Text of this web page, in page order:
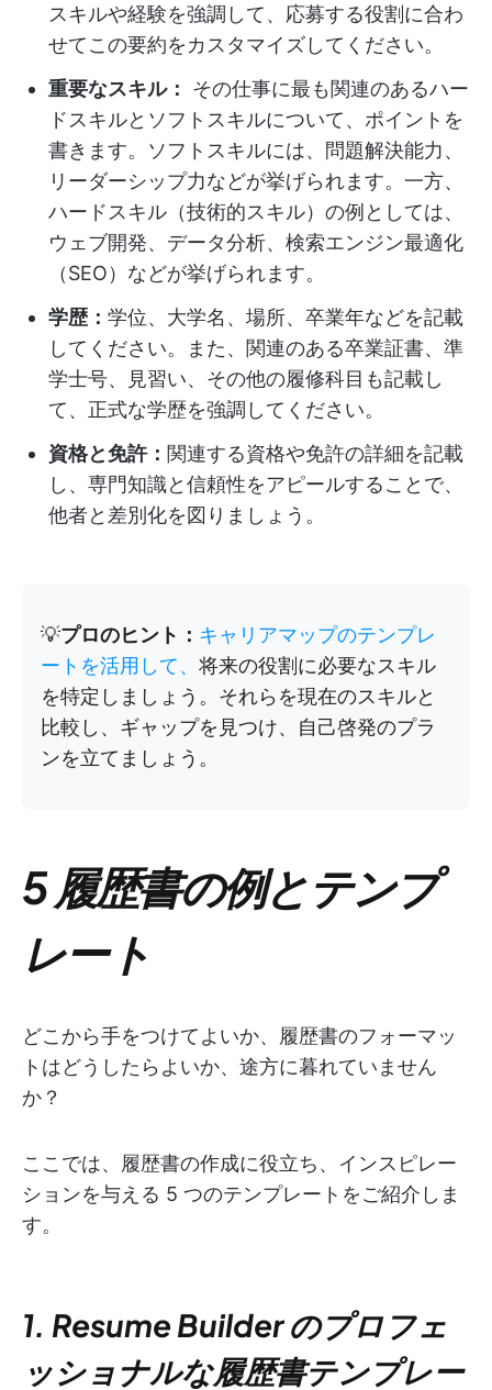
スキルや経験を強調して、応募する役割に合わ
せてこの要約をカスタマイズしてください。
重要なスキル：
その仕事に最も関連のあるハー
ドスキルとソフトスキルについて、ポイントを
書きます。ソフトスキルには、問題解決能力、
リーダーシップ力などが挙げられます。一方、
ハードスキル（技術的スキル）の例としては、
ウェブ開発、データ分析、検索エンジン最適化
（SEO）などが挙げられます。
学歴： 学位、大学名、場所、卒業年などを記載
してください。また、関連のある卒業証書、準
学士号、見習い、その他の履修科目も記載し
て、正式な学歴を強調してください。
資格と免許： 関連する資格や免許の詳細を記載
し、専門知識と信頼性をアピールすることで、
他者と差別化を図りましょう。
💡プロのヒント： キャリアマップのテンプレ
ートを活用して、 将来の役割に必要なスキル
を特定しましょう。それらを現在のスキルと
比較し、ギャップを見つけ、自己啓発のプラ
ンを立てましょう。
5 履歴書の例とテンプ
レート
どこから手をつけてよいか、履歴書のフォーマッ
トはどうしたらよいか、途方に暮れていません
か？
ここでは、履歴書の作成に役立ち、インスピレー
ションを与える 5 つのテンプレートをご紹介しま
す。
1. Resume Builder のプロフェ
ッショナルな履歴書テンプレー